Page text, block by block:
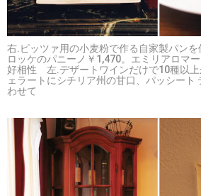
右.ピッツァ用の小麦粉で作る自家製パン
ロッケのパニーノ￥1,470。エミリアロマ
好相性 左.デザートワインだけで10種以上
ェラートにシチリア州の甘口、パッシート
わせて